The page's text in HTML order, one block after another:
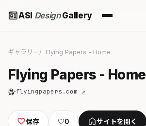
ASI DesignGallery
ギャラリー Flying Papers - Home
Flying Papers - Home
flyingpapers.com ↗
保存 ♡0 サイトを開く